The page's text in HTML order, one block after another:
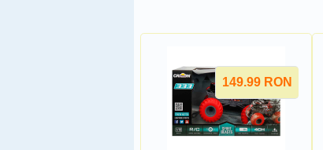
149.99 RON